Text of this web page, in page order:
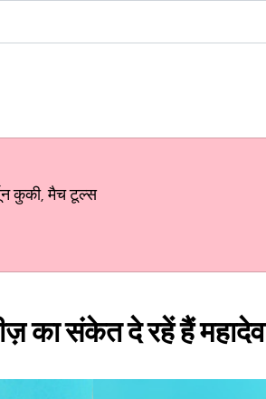
कुकी, मैच टूल्स
का संकेत दे रहें हैं महादेव